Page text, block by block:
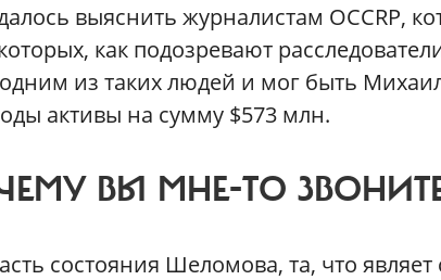
выяснить журналистам OCCRP,
как подозревают
одним из таких людей и мог быть
активы на сумму $573 млн.
ВЫ МНЕ-ТО
состояния Шеломова, та, что